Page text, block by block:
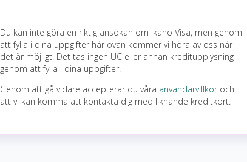
Du kan inte göra en riktig ansökan om Ikano Visa, men genom
att fylla i dina uppgifter här ovan kommer vi höra av oss när
det är möjligt. Det tas ingen UC eller annan kreditupplysning
genom att fylla i dina uppgifter.
Genom att gå vidare accepterar du våra användarvillkoroch
att vi kan komma att kontakta dig med liknande kreditkort.